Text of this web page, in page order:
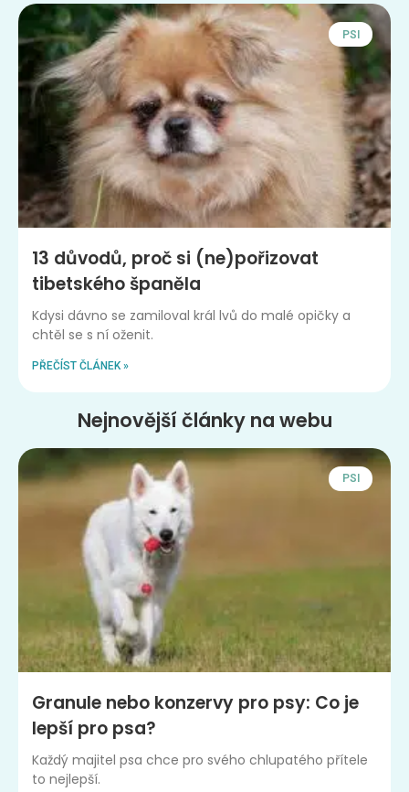
PSI
13 důvodů, proč si (ne)pořizovat
tibetského španěla
Kdysi dávno se zamiloval král lvů do malé opičky a
chtěl se s ní oženit.
PŘEČÍST ČLÁNEK »
Nejnovější články na webu
PSI
Granule nebo konzervy pro psy: Co je
lepší pro psa?
Každý majitel psa chce pro svého chlupatého přítele
to nejlepší.